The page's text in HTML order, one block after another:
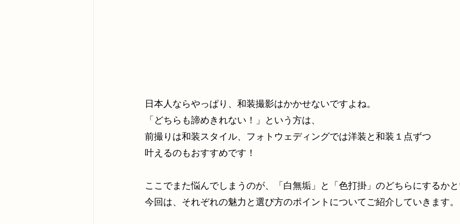
日本人ならやっぱり、和装撮影はかかせないですよね。
「どちらも諦めきれない！」という方は、
前撮りは和装スタイル、フォトウェディングでは洋装と和装１点ずつ
叶えるのもおすすめです！
ここでまた悩んでしまうのが、「白無垢」と「色打掛」のどちらにするか
今回は、それぞれの魅力と選び方のポイントについてご紹介していきます。